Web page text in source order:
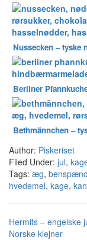
Nussecken – tyske
Berliner
Bethmännchen –
Author: Piskeriset
Filed Under: jul,
Tags: æg,
hvedemel, kage,
Hermits – engelske
Norske klejner